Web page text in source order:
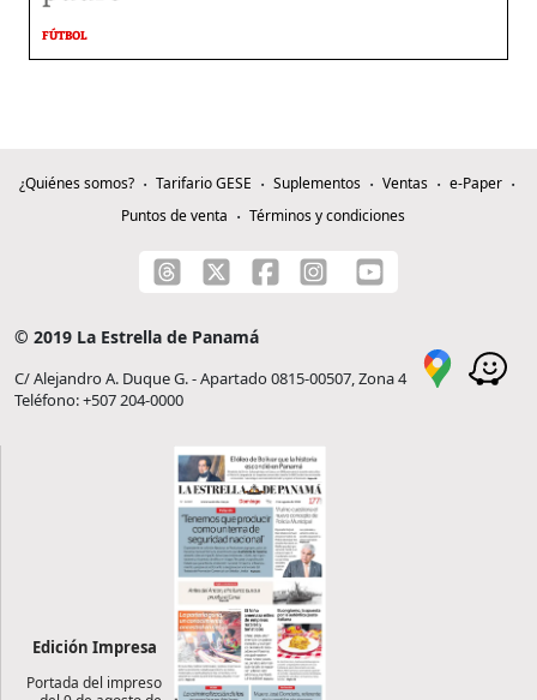
FÚTBOL
¿Quiénes somos? Tarifario GESE Suplementos Ventas
e-Paper
Puntos de venta
Términos y condiciones
© 2019 La Estrella de Panamá
C/ Alejandro A. Duque G. - Apartado 0815-00507, Zona 4
Teléfono: +507 204-0000
Edición Impresa
Portada del impreso